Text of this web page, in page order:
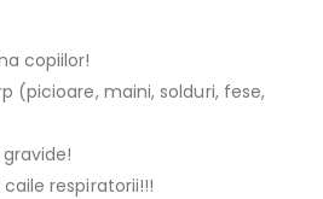
copiilor!
(picioare, maini, solduri, fese,
respiratorii!!!